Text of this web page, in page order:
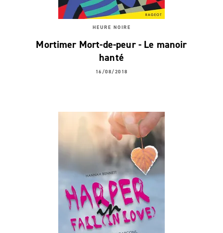
HEURE NOIRE
Mortimer Mort-de-peur - Le manoir
hanté
16/08/2018